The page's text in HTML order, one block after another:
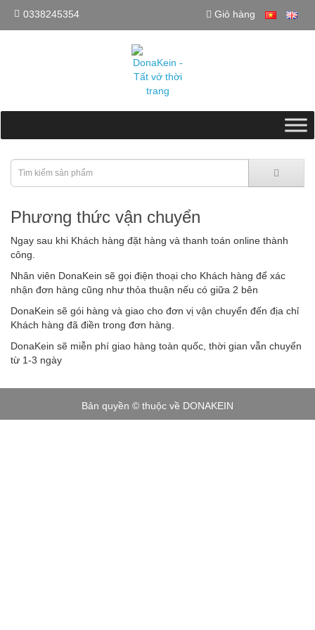
0338245354 Giỏ hàng
Phương thức vận chuyển
Ngay sau khi Khách hàng đặt hàng và thanh toán online thành
công.
Nhân viên DonaKein sẽ gọi điện thoại cho Khách hàng để xác
nhận đơn hàng cũng như thỏa thuận nếu có giữa 2 bên
DonaKein sẽ gói hàng và giao cho đơn vị vận chuyển đến địa chỉ
Khách hàng đã điền trong đơn hàng.
DonaKein sẽ miễn phí giao hàng toàn quốc, thời gian vẫn chuyển
từ 1-3 ngày
Bản quyền © thuộc về DONAKEIN